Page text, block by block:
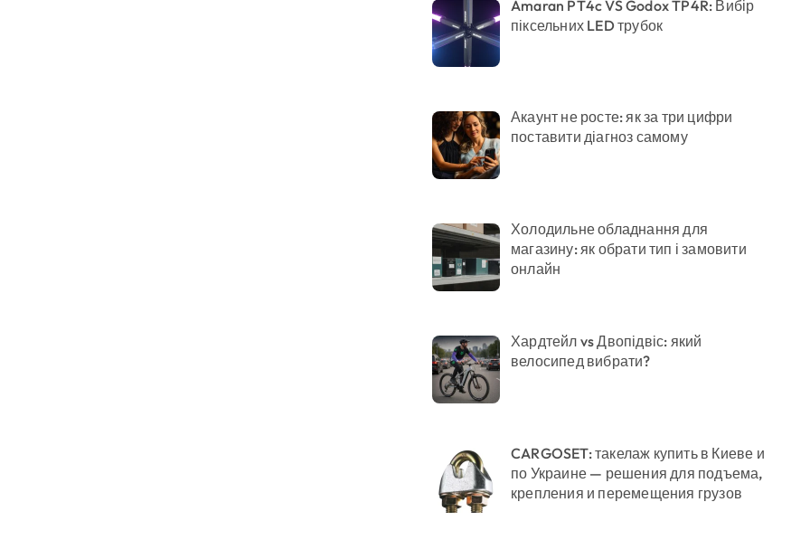
Amaran PT4c VS Godox TP4R: Вибір
піксельних LED трубок
Акаунт не росте: як за три цифри
поставити діагноз самому
Холодильне обладнання для
магазину: як обрати тип і замовити
онлайн
Хардтейл vs Двопідвіс: який
велосипед вибрати?
CARGOSET: такелаж купить в Киеве и
по Украине — решения для подъема,
крепления и перемещения грузов